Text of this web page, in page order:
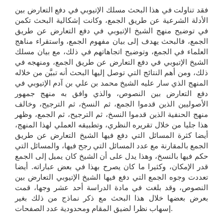
فقد تناولت في هذا البحث مسلك الإتيوبي في دفع التعارض بين
الأدلة الشرعية عن طريق الجمع، وكانت إشكالية البحث تكمن
في توضيح منهج الشيخ الإتيوبي في دفع التعارض عن طريق
الجمع، فالبحث يهدف إلى بيان مفهوم الجمع، واستقراء مناهج
العلماء في الجمع، وتوضيح اتجاهاتهم في ذلك، مع بيان مسلك
الشيخ الإتيوبي في دفع التعارض عن طريق الجمع، ومنهجه في
ذلك، ومن أهم النتائج التي توصل إليها البحث أنه تبيَّن من خلاله
المنهج الذي سار عليه الشيخ محمد بن علي بن آدم الإتيوبي في
دفع التعارض بين النصوص، والذي وافق به منهج جمهور
الأصوليين الذين قدموا الجمع، ثم النسخ، ثم الترجيح، وخالف
منهج الحنفية الذين قدموا النسخ، ثم الترجيح، ثم الجمع، وظهر
هذا جليا من خلال تقريره النظري، وتطبيقه العملي لهذا المنهج،
أيضا كثرة المسائل التي دفع فيها الشيخ التعارض عن طريق
الجمع بالمقارنة مع عدد المسائل التي رجح فيها، والمسائل التي
حكم فيها بالنسخ، وهذا يدل على أن الشيخ كان يميل إلى الجمع
قدر الإمكان، وكثيرا ما كان يصرح بهذا في بعض عباراته. أيضا
تعددت وجوه الجمع التي دفع فيها الشيخ الإتيوبي التعارض بين
النصوص، وقد بلغت في مادة الدراسة أحد عشر وجها، قمت
بعرض بعضها خلال هذا البحث مع ذكر نماذج من ذلك بغير
إسهاب نظرا لضيق المقام ومحدودية عدد الصفحات.